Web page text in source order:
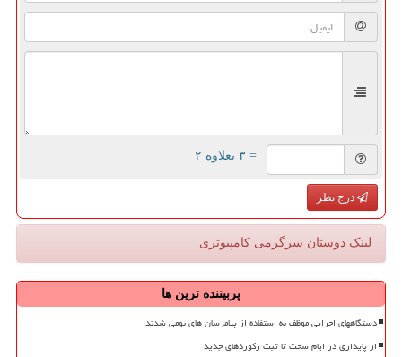
= ۳ بعلاوه ۲
درج نظر
لینک دوستان سرگرمی كامپیوتری
پربیننده ترین ها
دستگاههای اجرایی موظف به استفاده از پیامرسان های بومی شدند
از پایداری در ایام سخت تا ثبت رکوردهای جدید